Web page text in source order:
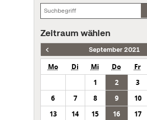
Zeitraum wählen
September 2021
Mo Di Mi Do Fr
1
2 3
6
7 8 9 10
13
14 15 16 17